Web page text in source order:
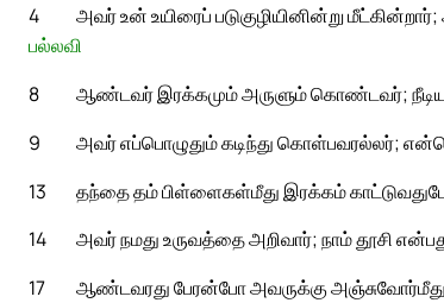
4
அவர் உன் உயிரைப் படுகுழியினின்று
பல்லவி
8
ஆண்டவர் இரக்கமும் அருளும் கொண்டவர்; நீடிய
9
அவர் எப்பொழுதும் கடிந்து கொள்பவரல்லர்;
13
தந்தை தம் பிள்ளைகள்மீது இரக்கம்
14
அவர் நமது உருவத்தை அறிவார்; நாம் தூசி
17
ஆண்டவரது பேரன்போ அவருக்கு